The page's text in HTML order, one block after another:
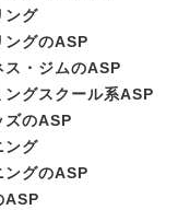
ング
ングのASP
ス・ジムのASP
ングスクール系ASP
ズのASP
ング
ングのASP
ASP